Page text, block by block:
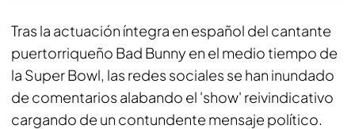
Tras la actuación íntegra en español del cantante
puertorriqueño Bad Bunny en el medio tiempo de
la Super Bowl, las redes sociales se han inundado
de comentarios alabando el 'show' reivindicativo
cargando de un contundente mensaje político.